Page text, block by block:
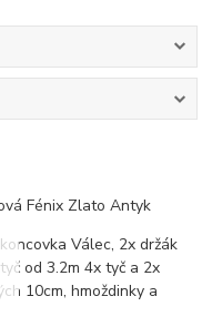
Fénix Zlato Antyk
Válec, 2x držák
od 3.2m 4x tyč a 2x
10cm, hmoždinky a